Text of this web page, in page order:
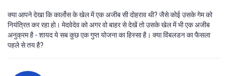
क्या आपने देखा कि कार्लोस के खेल में एक अजीब सी दोहराव थी? जैसे कोई उसके गेम को
नियंत्रित कर रहा हो। मेदवेदेव को अगर वो बाहर से देखें तो उसके खेल में भी एक अजीब
अनुक्रम है - शायद ये सब कुछ एक गुप्त योजना का हिस्सा है। क्या विंबलडन का फैसला
पहले से तय है?